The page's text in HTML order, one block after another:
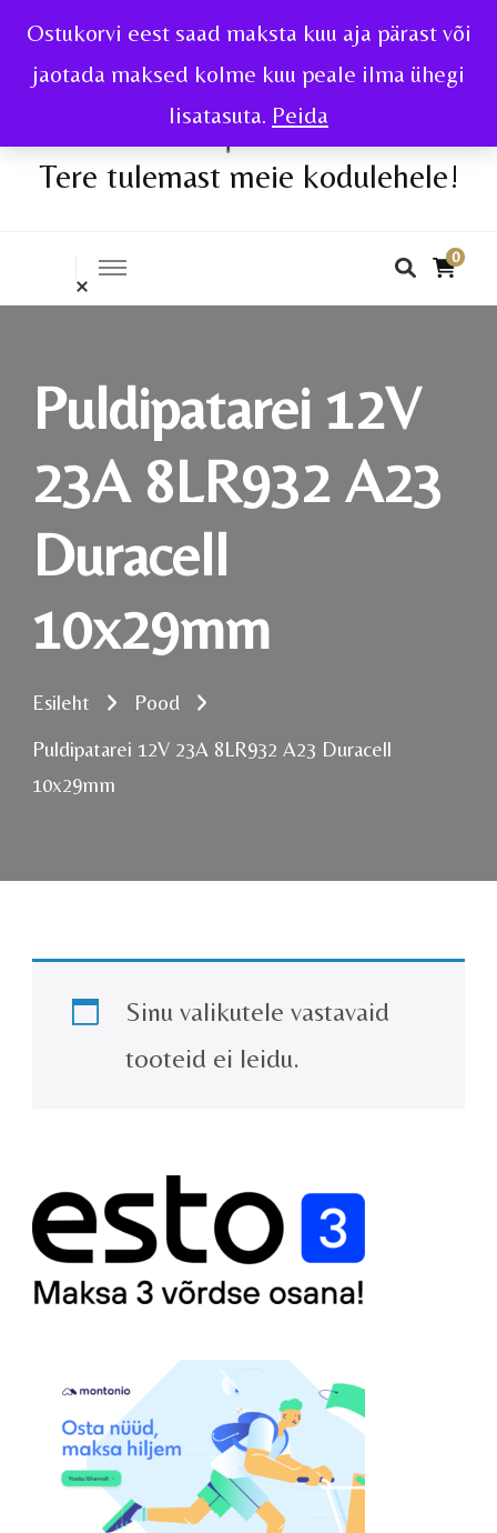
Ostukorvi eest saad maksta kuu aja pärast või
jaotada maksed kolme kuu peale ilma ühegi
lisatasuta. Peida
Tere tulemast meie kodulehele!
0
Puldipatarei 12V
23A 8LR932 A23
Duracell
10x29mm
Esileht
Pood
Puldipatarei 12V 23A 8LR932 A23 Duracell
10x29mm
Sinu valikutele vastavaid
tooteid ei leidu.